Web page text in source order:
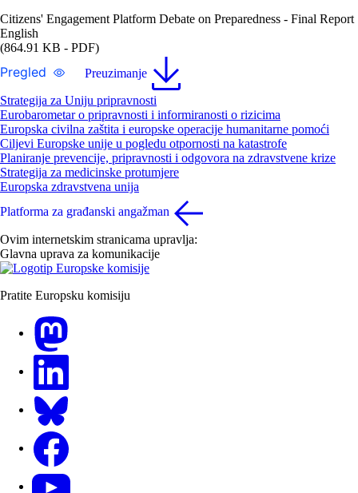
Citizens' Engagement Platform Debate on Preparedness - Final Report
English
(864.91 KB - PDF)
Pregled Preuzimanje
Strategija za Uniju pripravnosti
Eurobarometar o pripravnosti i informiranosti o rizicima
Europska civilna zaštita i europske operacije humanitarne pomoći
Ciljevi Europske unije u pogledu otpornosti na katastrofe
Planiranje prevencije, pripravnosti i odgovora na zdravstvene krize
Strategija za medicinske protumjere
Europska zdravstvena unija
Platforma za građanski angažman
Ovim internetskim stranicama upravlja:
Glavna uprava za komunikacije
Pratite Europsku komisiju